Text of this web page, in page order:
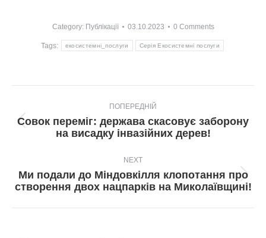
Category: Публікації 03.10.2023 0 Comments
Tags: екосистемні_послуги Серія Екосистемні послуги
navigation
ПОПЕРЕДНІЙ
Попередній
пост:
Совок переміг: держава скасовує заборону
на висадку інвазійних дерев!
NEXT
Next
post:
Ми подали до Міндовкілля клопотання про
створення двох нацпарків на Миколаївщині!